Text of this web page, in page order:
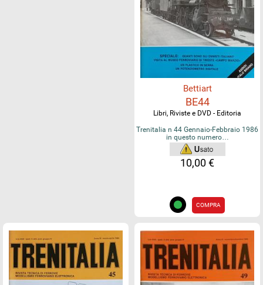
Bettiart
BE44
Libri, Riviste e DVD - Editoria
Trenitalia n 44 Gennaio-Febbraio 1986
in questo numero…
10,00 €
COMPRA